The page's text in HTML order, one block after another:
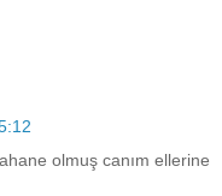
olmuş canım ellerine